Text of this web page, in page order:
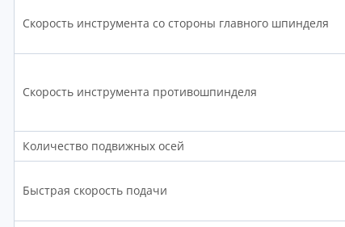
Скорость инструмента со стороны главного шпинделя
Скорость инструмента противошпинделя
Количество подвижных осей
Быстрая скорость подачи